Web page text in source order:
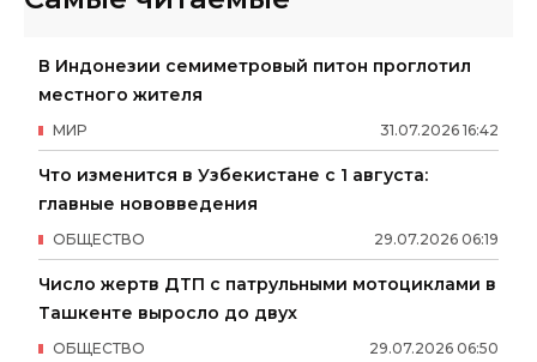
В Индонезии семиметровый питон проглотил
местного жителя
31.07.2026 16:42
МИР
Что изменится в Узбекистане с 1 августа:
главные нововведения
29.07.2026 06:19
ОБЩЕСТВО
Число жертв ДТП с патрульными мотоциклами в
Ташкенте выросло до двух
29.07.2026 06:50
ОБЩЕСТВО